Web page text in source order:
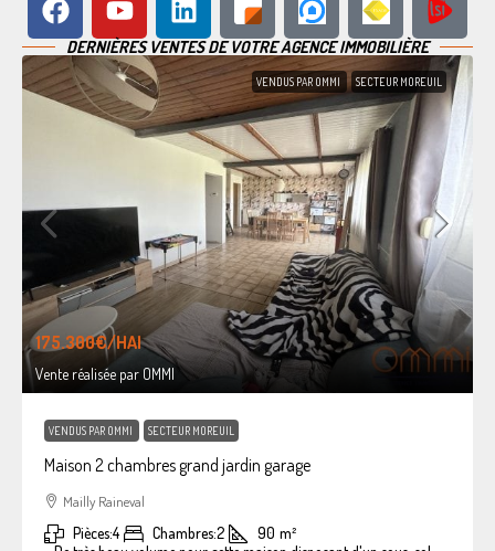
DERNIÈRES VENTES DE VOTRE AGENCE IMMOBILIÈRE
VENDUS PAR OMMI SECTEUR MOREUIL
175.300€/HAI
Vente réalisée par OMMI
VENDUS PAR OMMI SECTEUR MOREUIL
Maison 2 chambres grand jardin garage
Mailly Raineval
Pièces:4 Chambres:2 90 m²